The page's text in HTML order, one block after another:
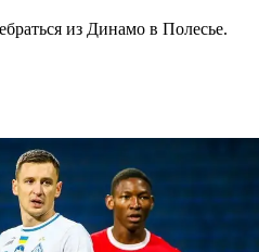
из Динамо в Полесье.